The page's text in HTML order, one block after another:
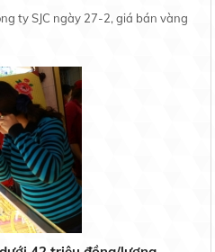
ty SJC ngày 27-2, giá bán vàng